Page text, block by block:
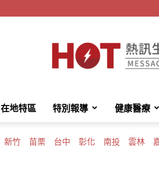
在地特區 特別報導 健康醫療
新竹 苗栗 台中 彰化 南投 雲林